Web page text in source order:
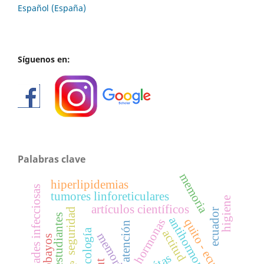
Español (España)
Síguenos en:
Palabras clave
antihormonas
hormonas
artículos científicos
tumores linforeticulares
atención
memoria
seguridad ecuador
actitud
higiene
estudiantes
hiperlipidemias
cobayos